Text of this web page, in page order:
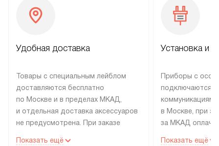
Удобная доставка
Товары с специальным лейблом
доставляются бесплатно
по Москве и в пределах МКАД,
и отдельная доставка аксессуаров
не предусмотрена. При заказе
Показать ещё
Установка и
Приборы с
подключаются к
коммуникациям
в Москве, при
за МКАД
Показать ещё